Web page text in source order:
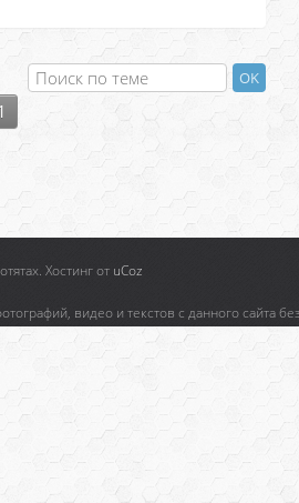
Хостинг от uCoz
видео и текстов с данного сайта